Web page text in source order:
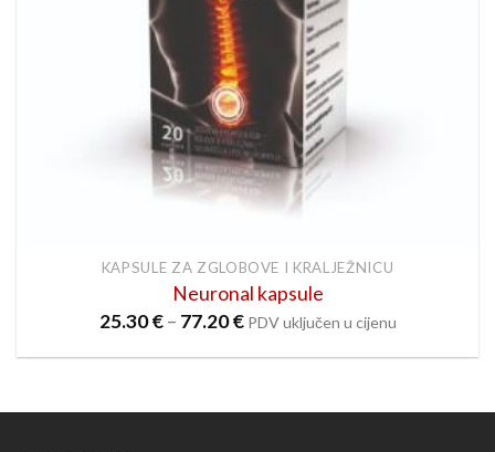
KAPSULE ZA ZGLOBOVE I KRALJEŽNICU
Neuronal kapsule
25.30€ – 77.20€Raspon
od
77.20 €
PDV uključen u cijenu